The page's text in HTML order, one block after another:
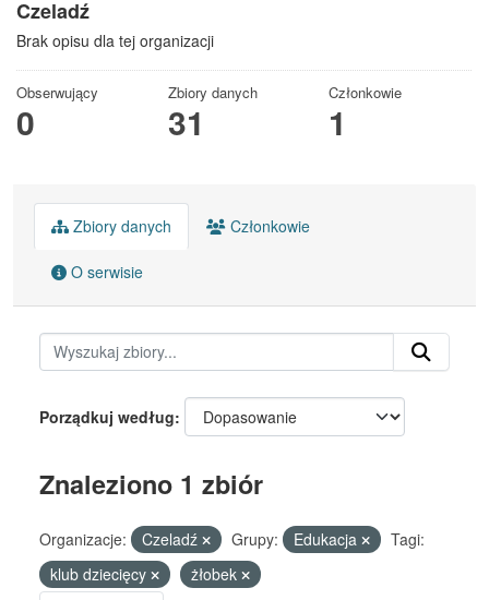
Czeladź
Brak opisu dla tej organizacji
Obserwujący
0
Zbiory danych
31
Członkowie
1
Zbiory danych Członkowie
O serwisie
Porządkuj według
Znaleziono 1 zbiór
Organizacje: Czeladź Grupy: Edukacja
Tagi:
klub dziecięcy
żłobek